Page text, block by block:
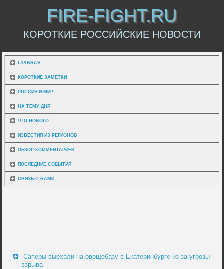
FIRE-FIGHT.RU
КОРОТКИЕ РОССИЙСКИЕ НОВОСТИ
ГЛАВНАЯ
КОРОТКИЕ ЗАМЕТКИ
РОССИЯ И МИР
НА ТЕМУ ДНЯ
ЧТО НОВОГО
ИЗВЕСТИЯ ИЗ РЕГИОНОВ
ОБЗОР КОММЕНТАРИЕВ
ПОСЛЕДНИЕ СОБЫТИЯ
СВЯЗЬ С НАМИ
Саперы выехали на овощебазу в Екатеринбурге из-за угрозы
взрыва